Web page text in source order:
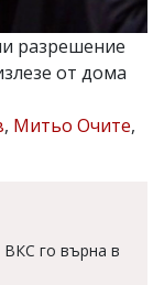
разрешение
от дома
, Митьо Очите,
го върна в